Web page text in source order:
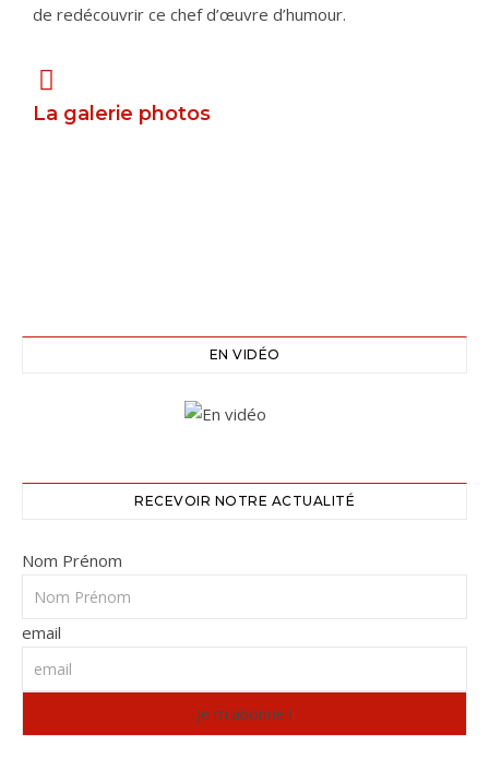
de redécouvrir ce chef d’œuvre d’humour.
La galerie photos
EN VIDÉO
RECEVOIR NOTRE ACTUALITÉ
Nom Prénom
email